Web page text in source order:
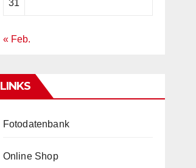
31
« Feb.
LINKS
Fotodatenbank
Online Shop